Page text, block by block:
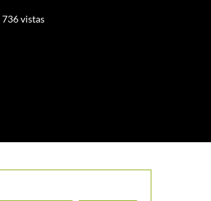
736vistas